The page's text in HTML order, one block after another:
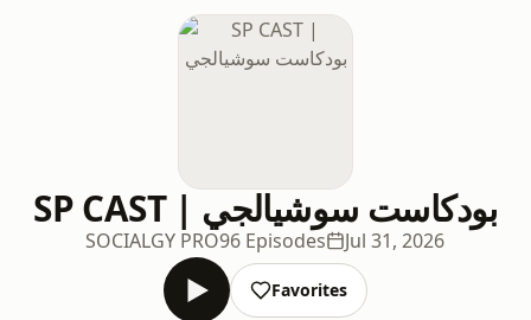
SP CAST | بودكاست سوشيالجي
SOCIALGY PRO96 Episodes Jul 31, 2026
Favorites